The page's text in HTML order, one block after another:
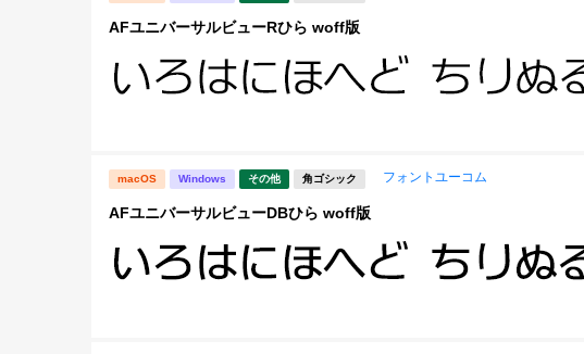
AFユニバーサルビューRひら woff版
macOS Windows その他 角ゴシック フォントユーコム
AFユニバーサルビューDBひら woff版